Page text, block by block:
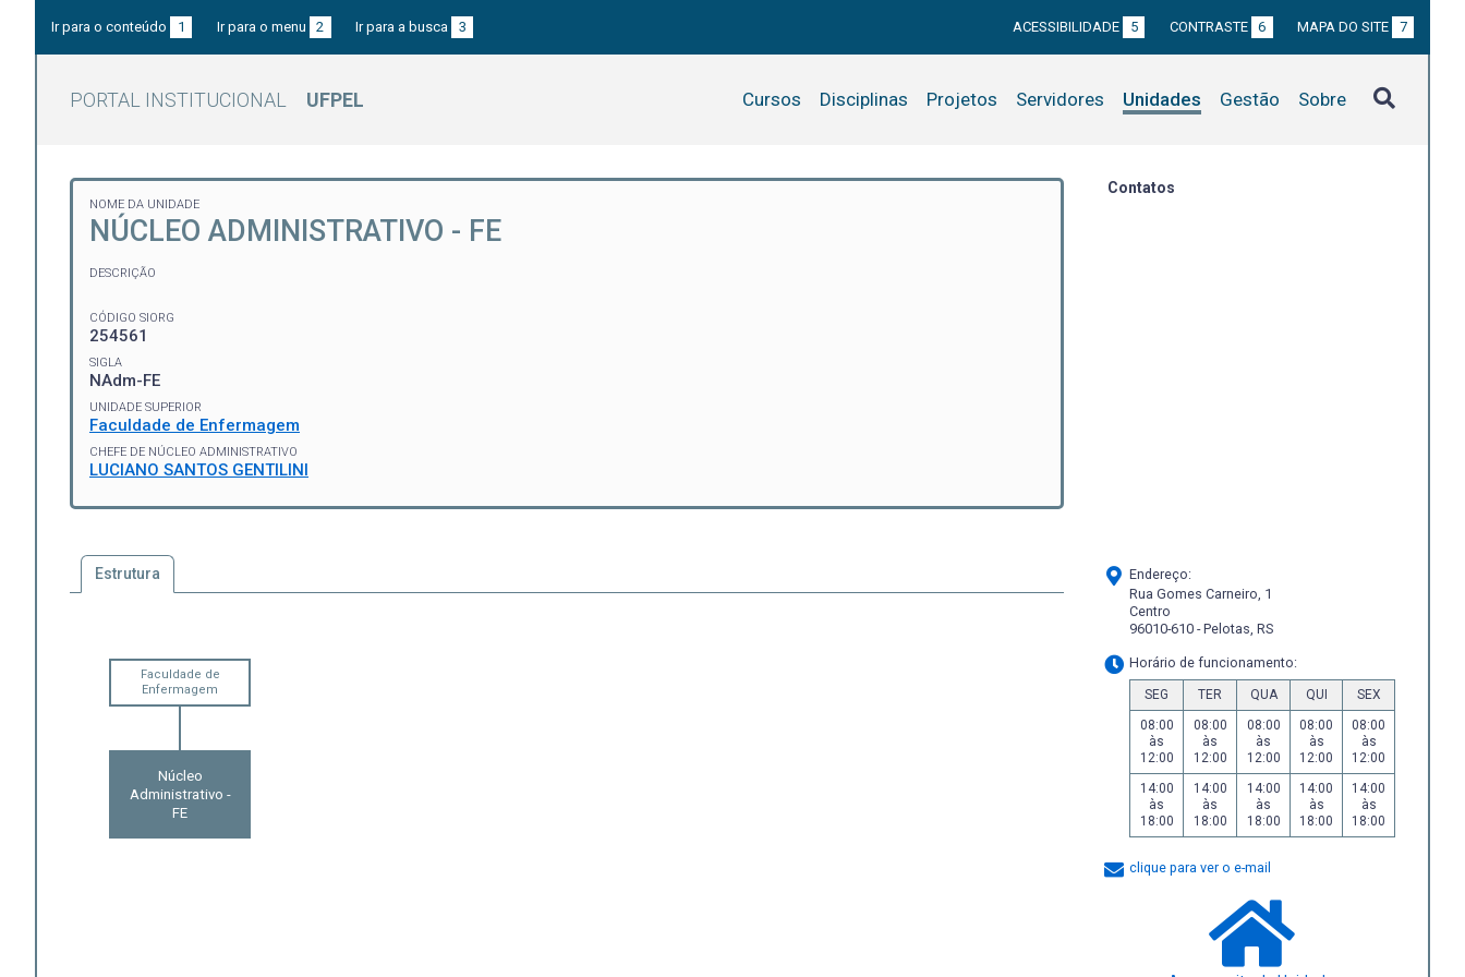
Ir para o conteúdo 1 Ir para o menu 2 Ir para a busca 3 ACESSIBILIDADE 5 CONTRASTE 6 MAPA DO SITE 7
PORTAL INSTITUCIONAL UFPEL Cursos Disciplinas Projetos Servidores Unidades Gestão Sobre
NOME DA UNIDADE
NÚCLEO ADMINISTRATIVO - FE
DESCRIÇÃO
CÓDIGO SIORG
254561
SIGLA
NAdm-FE
UNIDADE SUPERIOR
Faculdade de Enfermagem
CHEFE DE NÚCLEO ADMINISTRATIVO
LUCIANO SANTOS GENTILINI
Estrutura
Faculdade de
Enfermagem
Núcleo
Administrativo -
FE
Contatos
Endereço:
Rua Gomes Carneiro, 1
Centro
96010-610 - Pelotas, RS
Horário de funcionamento:
SEG TER QUA QUI
SEX
08:00
às
12:00
08:00
às
12:00
08:00
às
12:00
08:00
às
12:00
08:00
às
12:00
14:00
às
18:00
14:00
às
18:00
14:00
às
18:00
14:00
às
18:00
14:00
às
18:00
clique para ver o e-mail